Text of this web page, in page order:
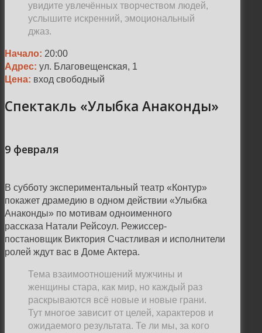
увидите увлечённых творчеством людей,
услышите искренний, эмоциональный
джаз.
Начало: 20:00
Адрес: ул. Благовещенская, 1
Цена: вход свободный
Спектакль «Улыбка Анаконды»
9 февраля
В субботу экспериментальный театр «Контур»
покажет драмедию в одном действии «Улыбка
Анаконды» по мотивам одноименного
рассказа Натали Рейсоул. Режиссер-
постановщик Виктория Счастливая и исполнители
ролей ждут вас в Доме Актера.
Тема взаимоотношений мужчины и
женщины стара, как мир, но каждый раз
раскрываются всё новые и новые грани.
Тут многое зависит от целей, характеров и
ожидаемого результата. Те ли мы, за кого